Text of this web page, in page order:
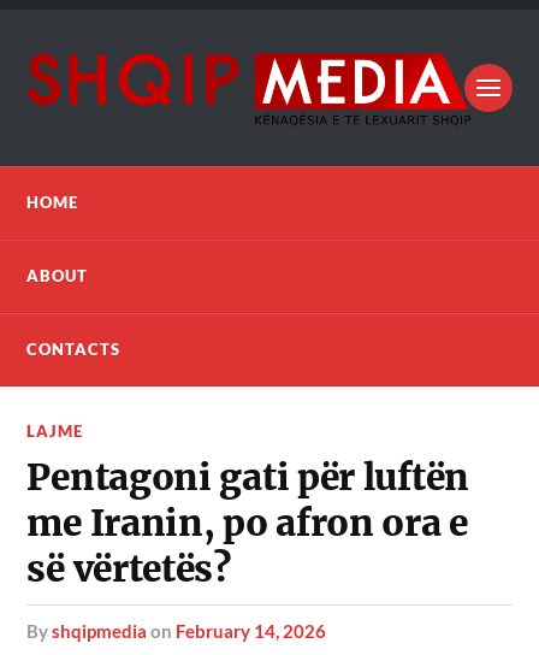
HOME
ABOUT
CONTACTS
LAJME
Pentagoni gati për luftën
me Iranin, po afron ora e
së vërtetës?
byshqipmedia on February 14, 2026